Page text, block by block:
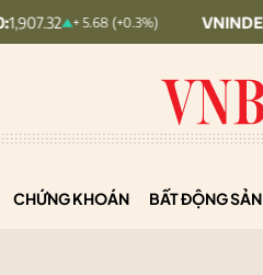
+ 5.68 (+0.3%) VNINDEX: 1,767.71
CHỨNG KHOÁN BẤT ĐỘNG SẢN